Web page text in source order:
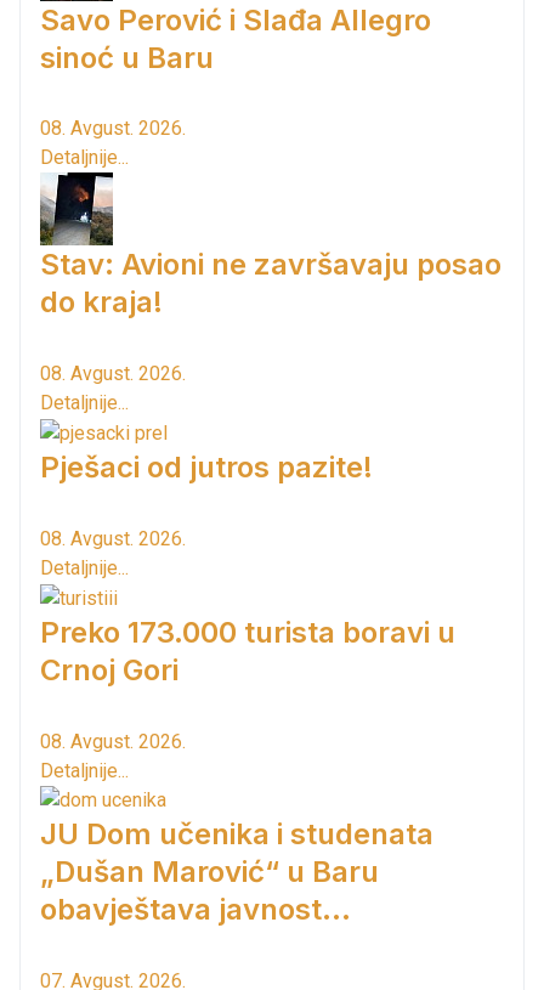
Savo Perović i Slađa Allegro
sinoć u Baru
08. Avgust. 2026.
Detaljnije...
Stav: Avioni ne završavaju posao
do kraja!
08. Avgust. 2026.
Detaljnije...
Pješaci od jutros pazite!
08. Avgust. 2026.
Detaljnije...
Preko 173.000 turista boravi u
Crnoj Gori
08. Avgust. 2026.
Detaljnije...
JU Dom učenika i studenata
„Dušan Marović“ u Baru
obavještava javnost...
07. Avgust. 2026.